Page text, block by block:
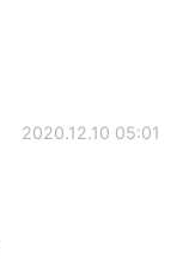
2020.12.10 05:01